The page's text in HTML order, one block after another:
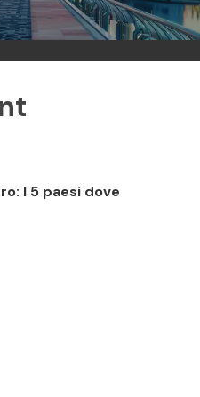
I 5 paesi dove